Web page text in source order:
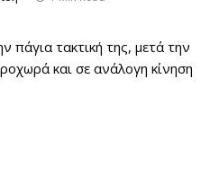
πάγια τακτική της, μετά την
και σε ανάλογη κίνηση